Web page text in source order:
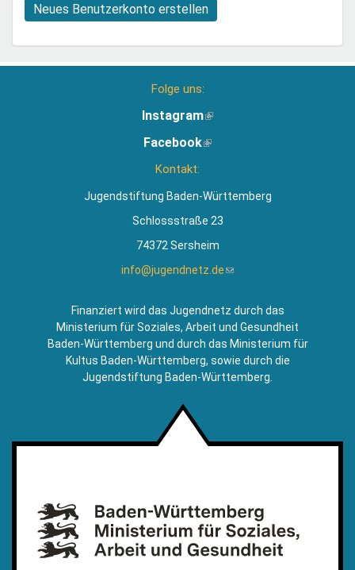
Neues Benutzerkonto erstellen
Folge uns:
Instagram(Link
extern)
Facebook(Link
Kontakt:
Jugendstiftung Baden-Württemberg
Schlossstraße 23
74372 Sersheim
info@jugendnetz.de(Link
Mail)
Finanziert wird das Jugendnetz durch das
Ministerium für Soziales, Arbeit und Gesundheit
Baden-Württemberg und durch das Ministerium für
Kultus Baden-Württemberg, sowie durch die
Jugendstiftung Baden-Württemberg.